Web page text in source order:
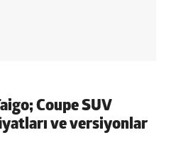
Coupe SUV
ve versiyonlar